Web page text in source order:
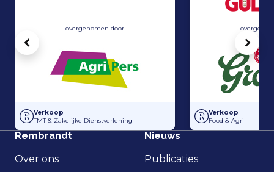
overgenomen door
Overname Horti-Text door Agripers
Verkoop
TMT & Zakelijke Dienstverlening
Grolsch heeft
Verkoop
Food & Agri
Vorige
Rembrandt
Over ons
Nieuws
Publicaties